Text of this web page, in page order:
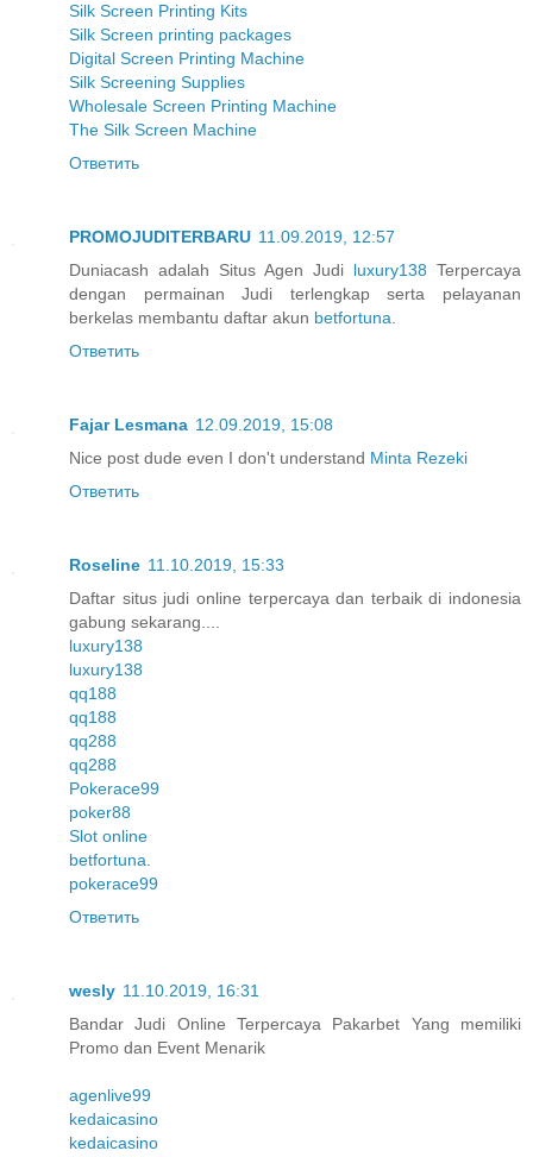
Silk Screen Printing Kits
Silk Screen printing packages
Digital Screen Printing Machine
Silk Screening Supplies
Wholesale Screen Printing Machine
The Silk Screen Machine
Ответить
PROMOJUDITERBARU 11.09.2019, 12:57
Duniacash adalah Situs Agen Judi luxury138 Terpercaya
dengan permainan Judi terlengkap serta pelayanan
berkelas membantu daftar akun betfortuna
Ответить
Fajar Lesmana 12.09.2019, 15:08
Nice post dude even I don't understand Minta Rezeki
Ответить
Roseline 11.10.2019, 15:33
Daftar situs judi online terpercaya dan terbaik di indonesia
gabung sekarang....
luxury138
luxury138
qq188
qq188
qq288
qq288
Pokerace99
poker88
Slot online
betfortuna
pokerace99
Ответить
wesly 11.10.2019, 16:31
Bandar Judi Online Terpercaya Pakarbet Yang memiliki
Promo dan Event Menarik
agenlive99
kedaicasino
kedaicasino